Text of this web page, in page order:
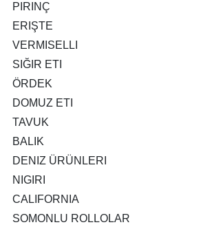
PIRINÇ
ERIŞTE
VERMISELLI
SIĞIR ETI
ÖRDEK
DOMUZ ETI
TAVUK
BALIK
DENIZ ÜRÜNLERI
NIGIRI
CALIFORNIA
SOMONLU ROLLOLAR